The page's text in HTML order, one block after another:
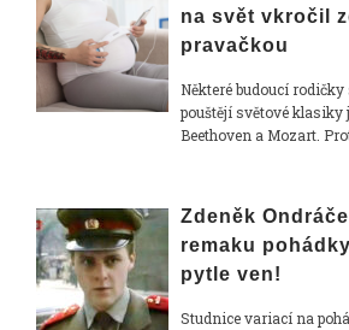
na svět vkročil
pravačkou
Některé budoucí
pouštějí světové klasiky
Beethoven a Mozart.
Zdeněk
remaku
pytle ven!
Studnice variací na